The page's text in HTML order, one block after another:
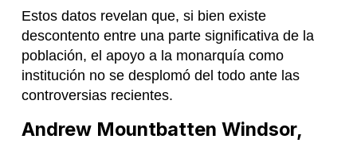
Estos datos revelan que, si bien existe
descontento entre una parte significativa de la
población, el apoyo a la monarquía como
institución no se desplomó del todo ante las
controversias recientes.
Andrew Mountbatten Windsor,